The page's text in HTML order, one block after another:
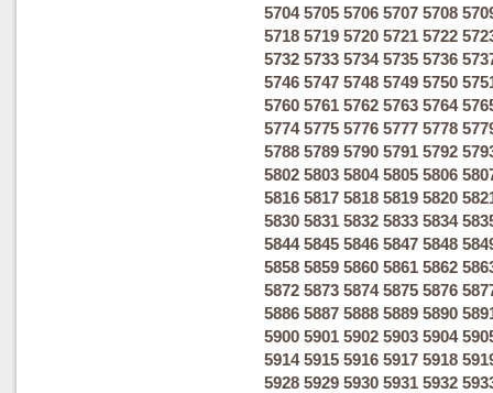
5704 5705 5706 5707 5708
5718 5719 5720 5721 5722
5732 5733 5734 5735 5736
5746 5747 5748 5749 5750
5760 5761 5762 5763 5764
5774 5775 5776 5777 5778
5788 5789 5790 5791 5792
5802 5803 5804 5805 5806
5816 5817 5818 5819 5820
5830 5831 5832 5833 5834
5844 5845 5846 5847 5848
5858 5859 5860 5861 5862
5872 5873 5874 5875 5876
5886 5887 5888 5889 5890
5900 5901 5902 5903 5904
5914 5915 5916 5917 5918
5928 5929 5930 5931 5932